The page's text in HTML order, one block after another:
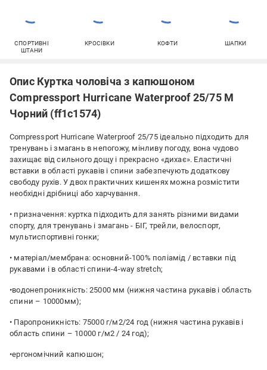
СПОРТИВНІ
ШТАНИ
КРОСІВКИ КОФТИ ШАПКИ
Опис Куртка чоловіча з капюшоном
Compressport Hurricane Waterproof 25/75 М
Чорний (ff1c1574)
Compressport Hurricane Waterproof 25/75 ідеально підходить для
тренувань і змагань в непогожу, мінливу погоду, вона чудово
захищає від сильного дощу і прекрасно «дихає». Еластичні
вставки в області рукавів і спини забезпечують додаткову
свободу рухів. У двох практичних кишенях можна розмістити
необхідні дрібниці або харчування.
• призначення: куртка підходить для занять різними видами
спорту, для тренувань і змагань - БІГ, трейли, велоспорт,
мультиспортивні гонки;
• матеріал/мембрана: основний-100% поліамід / вставки під
рукавами і в області спини-4-way stretch;
•водонепроникність: 25000 мм (нижня частина рукавів і область
спини – 10000мм);
• Паропроникність: 75000 г/м2/24 год (нижня частина рукавів і
область спини – 10000 г/м2 / 24 год);
•ергономічний капюшон;